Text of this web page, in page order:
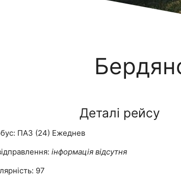
Деталі рейсу
ПАЗ (24) Ежеднев
інформація відсутня
97